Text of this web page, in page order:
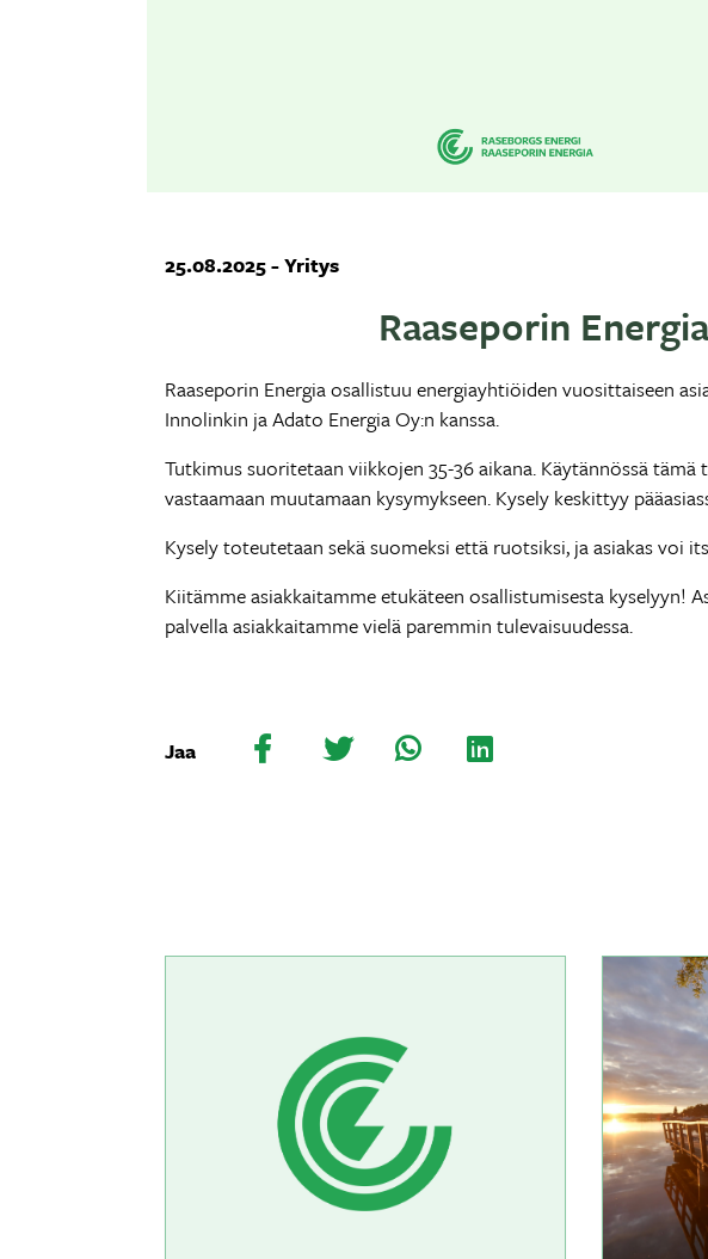
25.08.2025 - Yritys
Raaseporin
Raaseporin Energia osallistuu energiayhtiöiden vuosittaiseen
Innolinkin ja Adato Energia Oy:n kanssa.
Tutkimus suoritetaan viikkojen 35-36 aikana. Käytännössä
vastaamaan muutamaan kysymykseen. Kysely keskittyy
Kysely toteutetaan sekä suomeksi että ruotsiksi, ja asiakas voi
Kiitämme asiakkaitamme etukäteen osallistumisesta kyselyyn!
palvella asiakkaitamme vielä paremmin tulevaisuudessa.
Jaa